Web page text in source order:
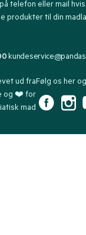
telefon eller mail
produkter til din
ud fra
og ❤️ for
mad
Følg os her